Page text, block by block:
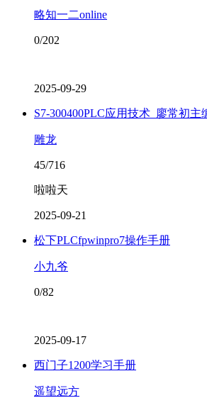
略知一二online
0/202
2025-09-29
S7-300400PLC应用技术_廖常初主
雕龙
45/716
啦啦天
2025-09-21
松下PLCfpwinpro7操作手册
小九爷
0/82
2025-09-17
西门子1200学习手册
遥望远方